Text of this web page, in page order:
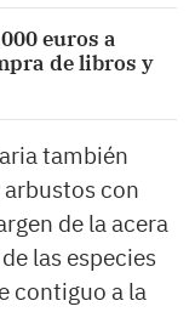
euros a
de libros y
también
arbustos con
de la acera
las especies
contiguo a la